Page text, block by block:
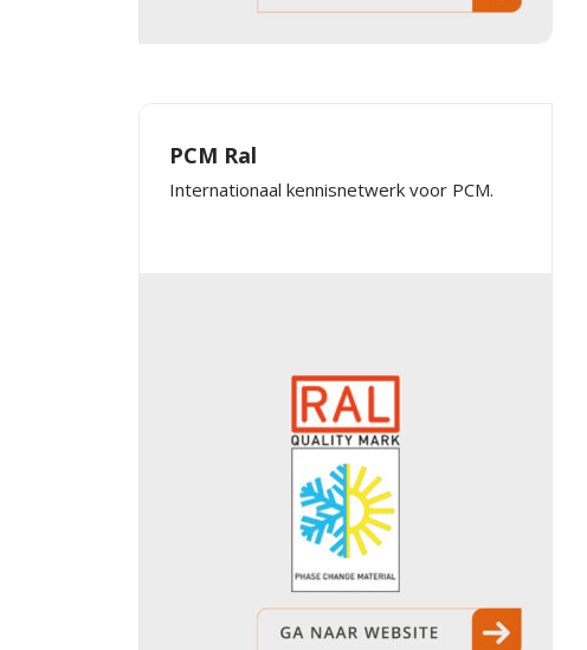
PCM Ral
Internationaal kennisnetwerk voor PCM.